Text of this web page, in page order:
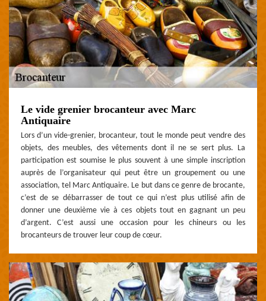
Le vide grenier brocanteur avec Marc
Antiquaire
Lors d’un vide-grenier, brocanteur, tout le monde peut vendre des
objets, des meubles, des vêtements dont il ne se sert plus. La
participation est soumise le plus souvent à une simple inscription
auprès de l’organisateur qui peut être un groupement ou une
association, tel Marc Antiquaire. Le but dans ce genre de brocante,
c’est de se débarrasser de tout ce qui n’est plus utilisé afin de
donner une deuxième vie à ces objets tout en gagnant un peu
d’argent. C’est aussi une occasion pour les chineurs ou les
brocanteurs de trouver leur coup de cœur.